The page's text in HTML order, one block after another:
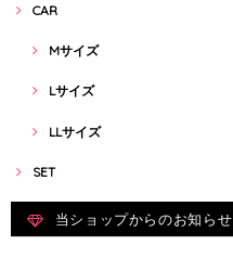
CAR
Mサイズ
Lサイズ
LLサイズ
SET
当ショップからのお知らせ